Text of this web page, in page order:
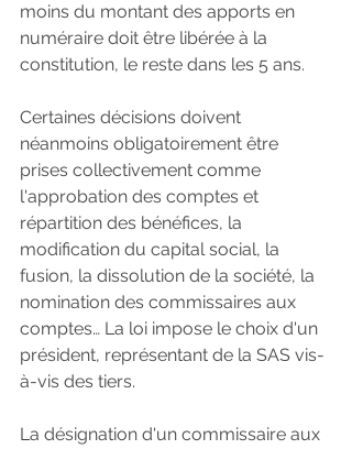
moins du montant des apports en
numéraire doit être libérée à la
constitution, le reste dans les 5 ans.
Certaines décisions doivent
néanmoins obligatoirement être
prises collectivement comme
l'approbation des comptes et
répartition des bénéfices, la
modification du capital social, la
fusion, la dissolution de la société, la
nomination des commissaires aux
comptes… La loi impose le choix d'un
président, représentant de la SAS vis-
à-vis des tiers.
La désignation d'un commissaire aux